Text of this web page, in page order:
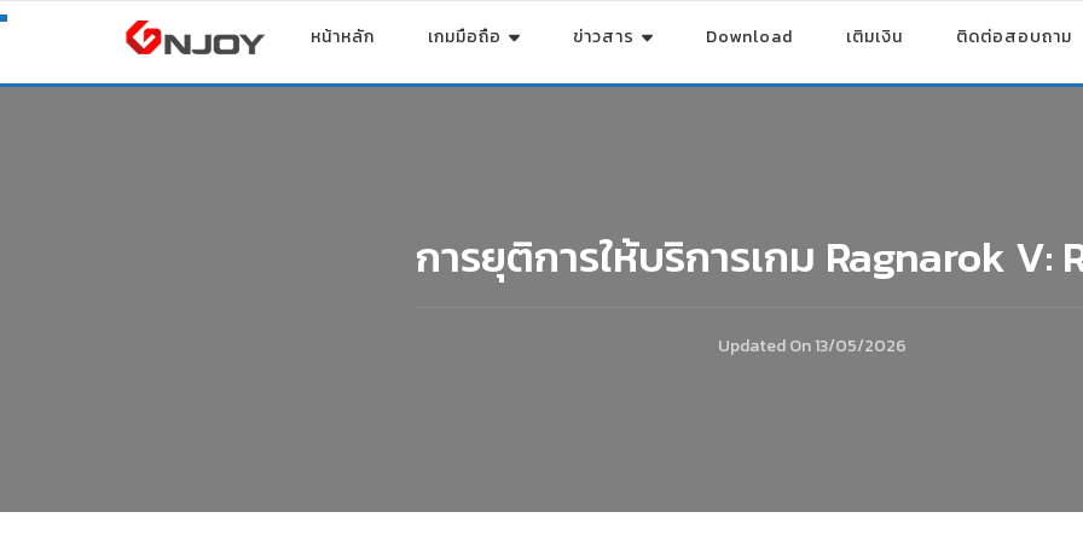
หน้าหลัก เกมมือถือ ข่าวสาร Download เติมเงิน ติดต่อสอบถาม
การยุติการให้บริการเกม Ragnarok V:
Updated On13/05/2026